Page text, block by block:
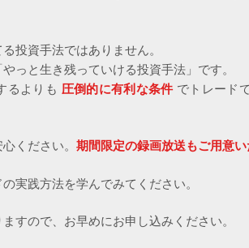
投資手法ではありません。
っと生き残っていける投資手法」です。
るよりも 圧倒的に有利な条件でトレード
ください。 期間限定の録画放送もご用意
実践方法を学んでみてください。
すので、お早めにお申し込みください。